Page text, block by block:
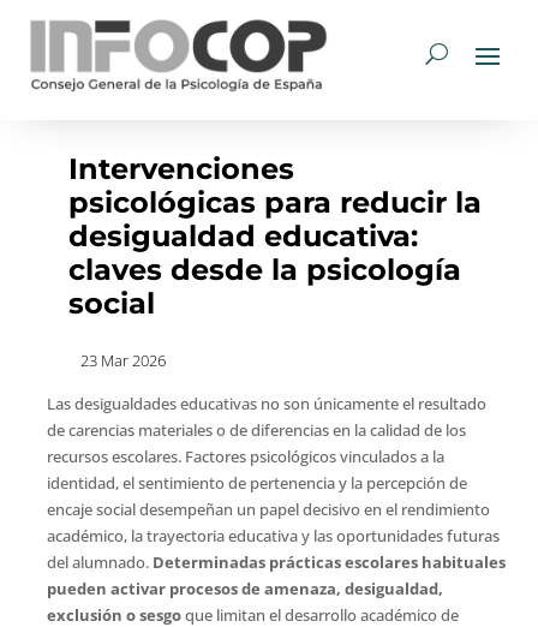
Intervenciones
psicológicas para reducir la
desigualdad educativa:
claves desde la psicología
social
23 Mar 2026
Las desigualdades educativas no son únicamente el resultado
de carencias materiales o de diferencias en la calidad de los
recursos escolares. Factores psicológicos vinculados a la
identidad, el sentimiento de pertenencia y la percepción de
encaje social desempeñan un papel decisivo en el rendimiento
académico, la trayectoria educativa y las oportunidades futuras
del alumnado. Determinadas prácticas escolares habituales
pueden activar procesos de amenaza, desigualdad,
exclusión o sesgoque limitan el desarrollo académico de